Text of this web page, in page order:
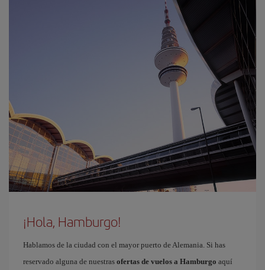
¡Hola, Hamburgo!
Hablamos de la ciudad con el mayor puerto de Alemania. Si has
reservado alguna de nuestras ofertas de vuelos a Hamburgo aquí